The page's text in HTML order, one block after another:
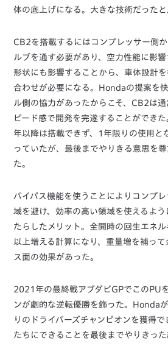
体の底上げになる。大きな技術だったと
CB2を搭載するにはコンプレッサー側
ルブを通す必要があり、空力性能に影
形状にも影響することから、車体設計
合わせが必要になる。Hondaの提案を
ル側の協力があったからこそ、CB2は
ピード感で開発を完遂することができ
年以降は搭載できず、1年限りの使用と
っていたが、最後までやりきる意思を
た。
バイパス機能を使うことによりコンプ
域を避け、効率の高い領域を使えるよ
たらしたメリット。全開時の回生エネ
以上増える計算になり、重量増を補っ
ス面の効果があった。
2021年の最終戦アブダビGPでこのPU
ンが劇的な逆転優勝を飾った。Honda
りのドライバーズチャンピオンを獲得
たちにできることを最後までやりきった